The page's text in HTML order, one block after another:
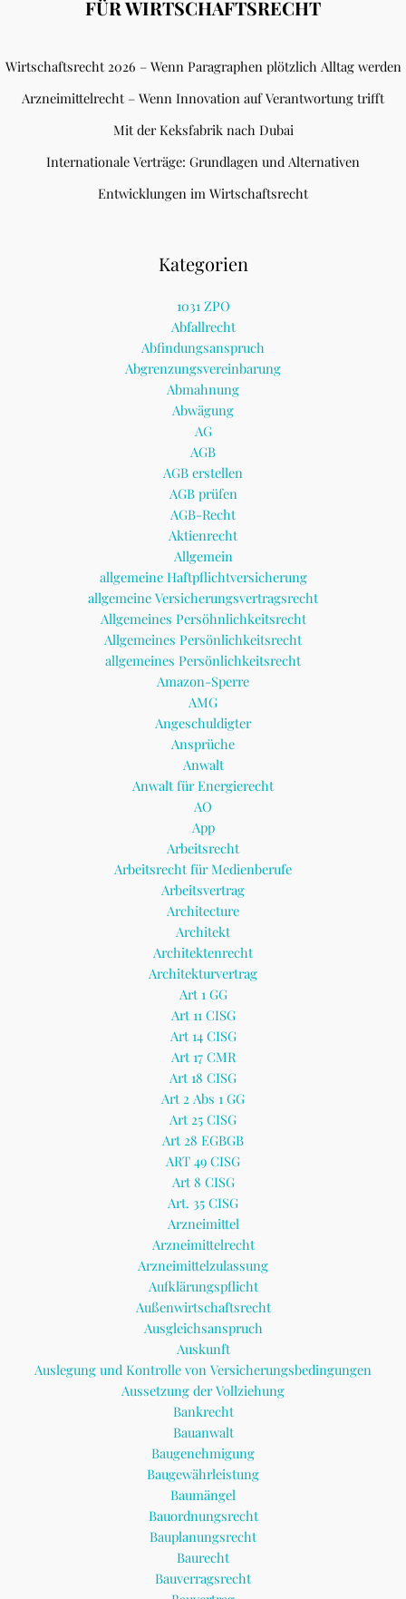
FÜR WIRTSCHAFTSRECHT
Wirtschaftsrecht 2026 – Wenn Paragraphen plötzlich Alltag werden
Arzneimittelrecht – Wenn Innovation auf Verantwortung trifft
Mit der Keksfabrik nach Dubai
Internationale Verträge: Grundlagen und Alternativen
Entwicklungen im Wirtschaftsrecht
Kategorien
1031 ZPO
Abfallrecht
Abfindungsanspruch
Abgrenzungsvereinbarung
Abmahnung
Abwägung
AG
AGB
AGB erstellen
AGB prüfen
AGB-Recht
Aktienrecht
Allgemein
allgemeine Haftpflichtversicherung
allgemeine Versicherungsvertragsrecht
Allgemeines Persöhnlichkeitsrecht
Allgemeines Persönlichkeitsrecht
allgemeines Persönlichkeitsrecht
Amazon-Sperre
AMG
Angeschuldigter
Ansprüche
Anwalt
Anwalt für Energierecht
AO
App
Arbeitsrecht
Arbeitsrecht für Medienberufe
Arbeitsvertrag
Architecture
Architekt
Architektenrecht
Architekturvertrag
Art 1 GG
Art 11 CISG
Art 14 CISG
Art 17 CMR
Art 18 CISG
Art 2 Abs 1 GG
Art 25 CISG
Art 28 EGBGB
ART 49 CISG
Art 8 CISG
Art. 35 CISG
Arzneimittel
Arzneimittelrecht
Arzneimittelzulassung
Aufklärungspflicht
Außenwirtschaftsrecht
Ausgleichsanspruch
Auskunft
Auslegung und Kontrolle von Versicherungsbedingungen
Aussetzung der Vollziehung
Bankrecht
Bauanwalt
Baugenehmigung
Baugewährleistung
Baumängel
Bauordnungsrecht
Bauplanungsrecht
Baurecht
Bauverragsrecht